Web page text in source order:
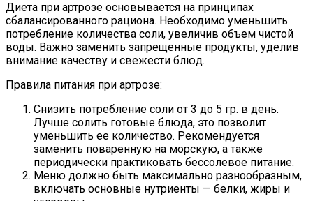
Диета при артрозе основывается на принципах
сбалансированного рациона. Необходимо уменьшить
потребление количества соли, увеличив объем чистой
воды. Важно заменить запрещенные продукты, уделив
внимание качеству и свежести блюд.
Правила питания при артрозе:
Снизить потребление соли от 3 до 5 гр. в день.
Лучше солить готовые блюда, это позволит
уменьшить ее количество. Рекомендуется
заменить поваренную на морскую, а также
периодически практиковать бессолевое питание.
Меню должно быть максимально разнообразным,
включать основные нутриенты — белки, жиры и